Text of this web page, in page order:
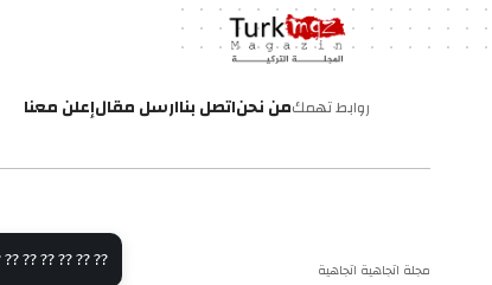
⁇ ⁇ ⁇ ⁇ ⁇
روابط تهمكمن نحناتصل بناارسل مقالإعلن معنا
مجلة اتجاهية اتجاهية